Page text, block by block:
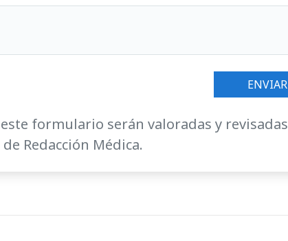
formulario serán valoradas y revisadas
Redacción Médica.